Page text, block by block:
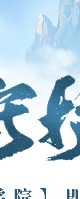
纪】北欧神话为世界观